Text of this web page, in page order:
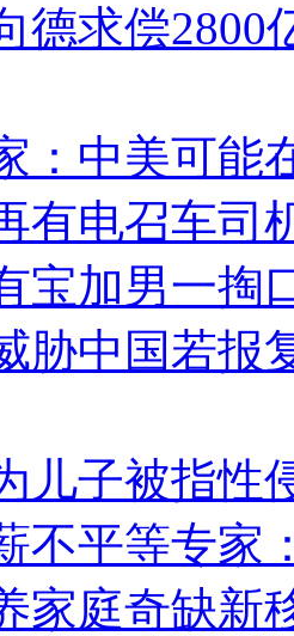
德求偿2800
：中美可能
有电召车司
宝加男一掏
胁中国若报
儿子被指性
不平等专家
家庭奇缺新